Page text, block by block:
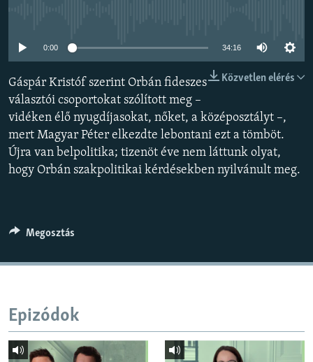
KLÍMAVÁLTOZÁS
A MÚLT TANULSÁGAI
KÖVESSEN MINKET!
0:00 34:16
Közvetlen elérés
Gáspár Kristóf szerint Orbán fideszes
választói csoportokat szólított meg –
vidéken élő nyugdíjasokat, nőket, a középosztályt –,
mert Magyar Péter elkezdte lebontani ezt a tömböt.
Újra van belpolitika; tizenöt éve nem láttunk olyat,
hogy Orbán szakpolitikai kérdésekben nyilvánult meg.
Megosztás
Epizódok